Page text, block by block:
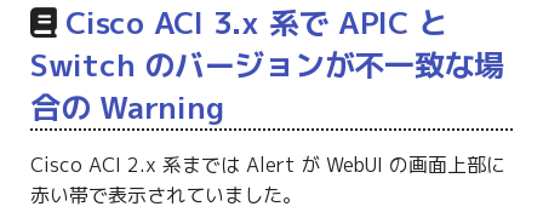
Cisco ACI 3.x 系で APIC と
Switch のバージョンが不一致な場
合の Warning
Cisco ACI 2.x 系までは Alert が WebUI の画面上部に
赤い帯で表示されていました。